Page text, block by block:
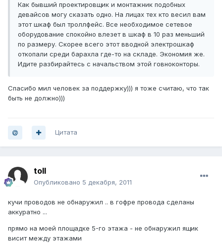
Как бывший проектировщик и монтажник подобных
девайсов могу сказать одно. На лицах тех кто весил вам
этот шкаф был троллфейс. Все необходимое сетевое
оборудование спокойно влезет в шкаф в 10 раз меньший
по размеру. Скорее всего этот вводной электрошкаф
откопали среди барахла где-то на складе. Экономия же.
Идите разбирайтесь с начальством этой говноконторы.
Спасибо мил человек за поддержку))) я тоже считаю, что так
быть не должно)))
Цитата
toll
Опубликовано 5 декабря, 2011
кучи проводов не обнаружил .. в гофре провода сделаны
аккуратно ...
прямо на моей площадке 5-го этажа - не обнаружил ящик
висит между этажами